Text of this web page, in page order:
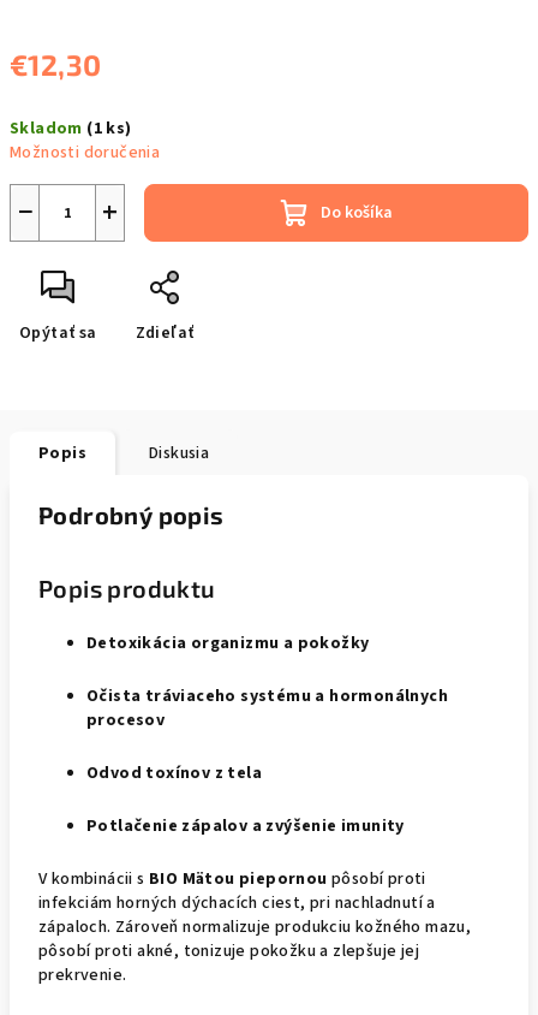
€12,30
cena:
Skladom (1 ks)
Možnosti doručenia
+
− Do košíka
Opýtať sa Zdieľať
Popis Diskusia
Podrobný popis
Popis produktu
Detoxikácia organizmu a pokožky
Očista tráviaceho systému a hormonálnych
procesov
Odvod toxínov z tela
Potlačenie zápalov a zvýšenie imunity
V kombinácii s BIO Mätou piepornou pôsobí proti
infekciám horných dýchacích ciest, pri nachladnutí a
zápaloch. Zároveň normalizuje produkciu kožného mazu,
pôsobí proti akné, tonizuje pokožku a zlepšuje jej
prekrvenie.